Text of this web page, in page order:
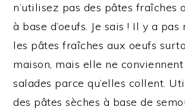
n’utilisez pas des pâtes fraîches
à base d’oeufs. Je sais ! Il y a
les pâtes fraîches aux oeufs
maison, mais elle ne
salades parce qu’elles collent.
des pâtes sèches à base de